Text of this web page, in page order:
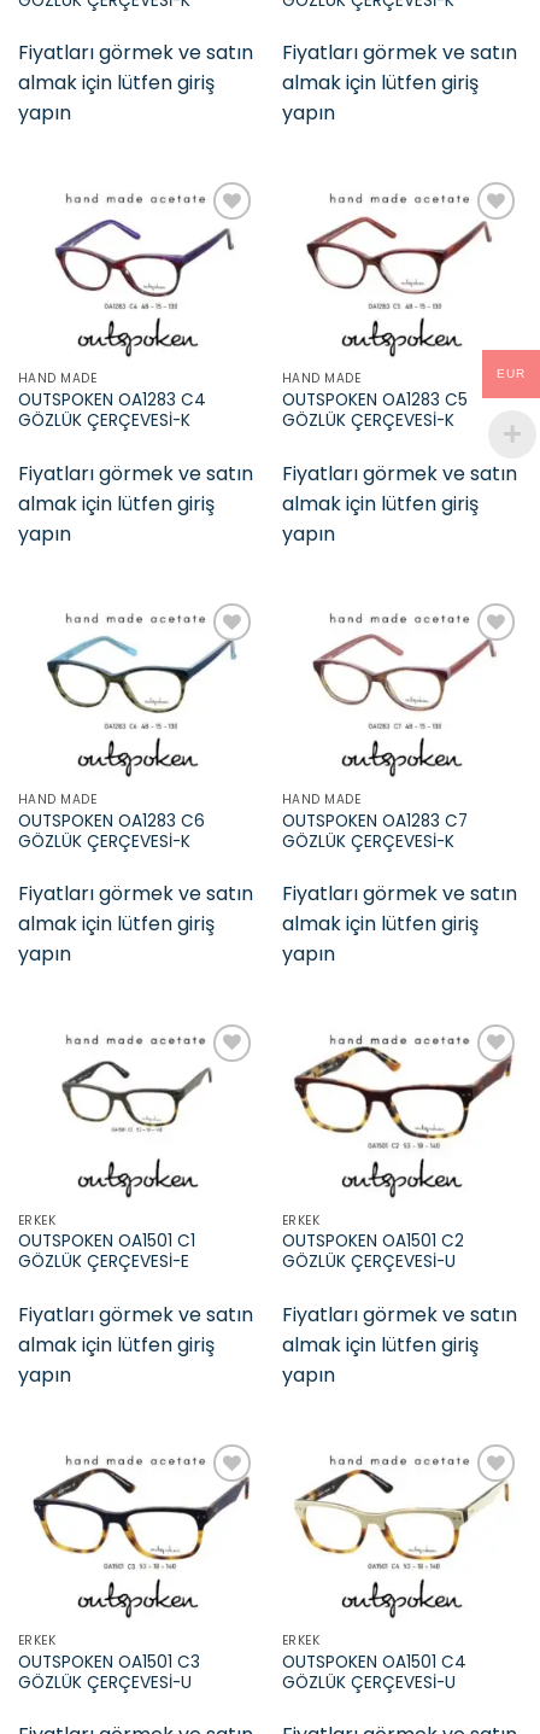
Fiyatları görmek ve satın
almak için lütfen giriş
yapın
Fiyatları görmek ve satın
almak için lütfen giriş
yapın
HAND MADE
OUTSPOKEN OA1283 C4
GÖZLÜK ÇERÇEVESİ-K
Fiyatları görmek ve satın
almak için lütfen giriş
yapın
HAND MADE
OUTSPOKEN OA1283 C5
GÖZLÜK ÇERÇEVESİ-K
Fiyatları görmek ve satın
almak için lütfen giriş
yapın
HAND MADE
OUTSPOKEN OA1283 C6
GÖZLÜK ÇERÇEVESİ-K
Fiyatları görmek ve satın
almak için lütfen giriş
yapın
HAND MADE
OUTSPOKEN OA1283 C7
GÖZLÜK ÇERÇEVESİ-K
Fiyatları görmek ve satın
almak için lütfen giriş
yapın
ERKEK
OUTSPOKEN OA1501 C1
GÖZLÜK ÇERÇEVESİ-E
Fiyatları görmek ve satın
almak için lütfen giriş
yapın
Add to
wishlist
ERKEK
OUTSPOKEN OA1501 C2
GÖZLÜK ÇERÇEVESİ-U
Fiyatları görmek ve satın
almak için lütfen giriş
yapın
Add to
wishlist
ERKEK
OUTSPOKEN OA1501 C3
GÖZLÜK ÇERÇEVESİ-U
ERKEK
OUTSPOKEN OA1501 C4
GÖZLÜK ÇERÇEVESİ-U
EUR